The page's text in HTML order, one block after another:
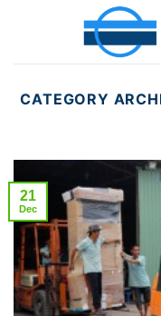
CATEGORY
21
Dec